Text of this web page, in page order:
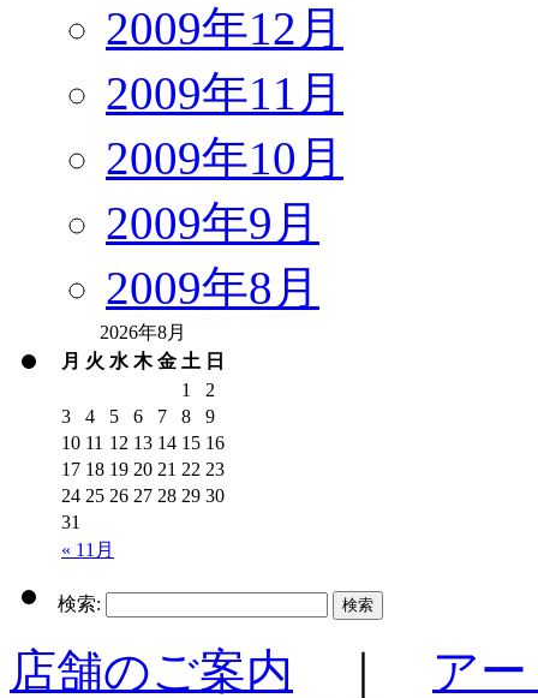
2009年12月
2009年11月
2009年10月
2009年9月
2009年8月
2026年8月
月 火 水 木 金 土 日
« 11月
1
2
3
4 5 6 7 8
9
10 11 12 13 14 15 16
17 18 19 20 21 22 23
24 25 26 27 28 29 30
31
検索:
店舗のご案内
ア